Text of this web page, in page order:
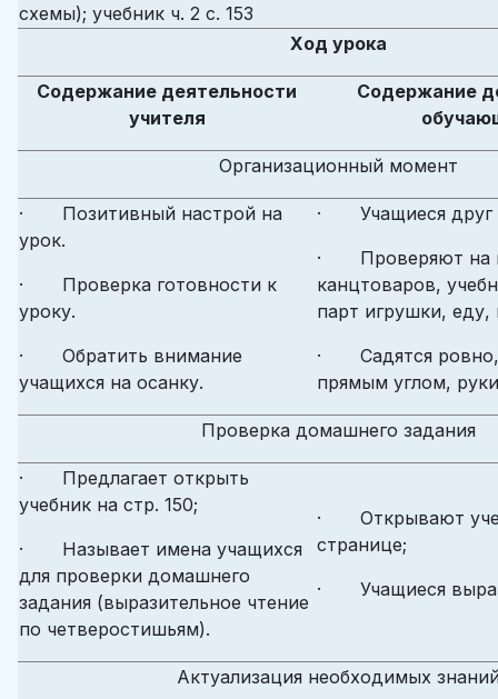
схемы); учебник ч. 2 с. 153
Ход урока
Содержание деятельности
учителя
Содержание
Организационный момент
· Позитивный настрой на
урок.
· Проверка готовности к
уроку.
· Обратить внимание
учащихся на осанку.
· Учащиеся друг
· Проверяют на
канцтоваров,
парт игрушки, еду,
· Садятся ровно,
прямым углом,
Проверка домашнего задания
· Предлагает открыть
учебник на стр. 150;
· Называет имена учащихся
для проверки домашнего
задания (выразительное чтение
по четверостишьям).
· Открывают
странице;
· Учащиеся
Актуализация необходимых